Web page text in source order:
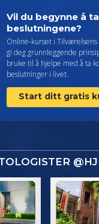
Vil du begynne å
beslutningene?
Online-kurset i
gi deg grunnleggende
bruke til å hjelpe med å ta
beslutninger i livet.
Start ditt gratis